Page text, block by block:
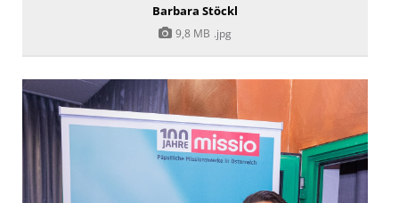
Barbara Stöckl
9,8 MB .jpg